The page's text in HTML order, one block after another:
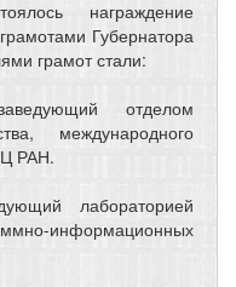
награждение
Губернатора
грамот стали:
отделом
международного
РАН.
лабораторией
информационных